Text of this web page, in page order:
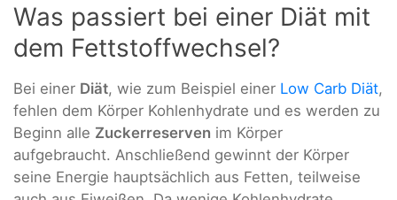
Was passiert bei einer Diät mit
dem Fettstoffwechsel?
Bei einer Diät, wie zum Beispiel einer Low Carb Diät,
fehlen dem Körper Kohlenhydrate und es werden zu
Beginn alle Zuckerreserven im Körper
aufgebraucht. Anschließend gewinnt der Körper
seine Energie hauptsächlich aus Fetten, teilweise